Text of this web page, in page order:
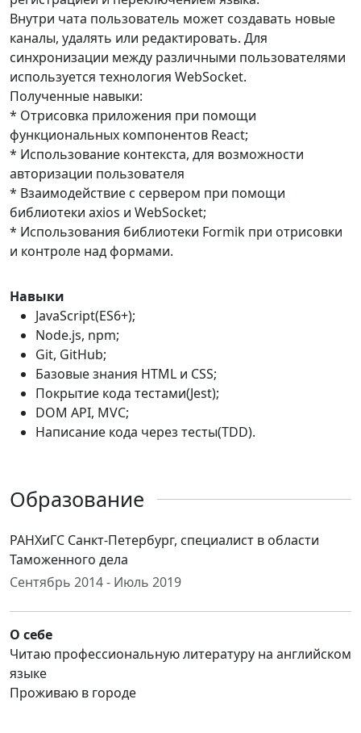
Внутри чата пользователь может создавать новые
каналы, удалять или редактировать. Для
синхронизации между различными пользователями
используется технология WebSocket.
Полученные навыки:
* Отрисовка приложения при помощи
функциональных компонентов React;
* Использование контекста, для возможности
авторизации пользователя
* Взаимодействие с сервером при помощи
библиотеки axios и WebSocket;
* Использования библиотеки Formik при отрисовки
и контроле над формами.
Навыки
JavaScript(ES6+);
Node.js, npm;
Git, GitHub;
Базовые знания HTML и CSS;
Покрытие кода тестами(Jest);
DOM API, MVC;
Написание кода через тесты(TDD).
Образование
РАНХиГС Санкт-Петербург, специалист в области
Таможенного дела
Сентябрь 2014 - Июль 2019
О себе
Читаю профессиональную литературу на английском
языке
Проживаю в городе